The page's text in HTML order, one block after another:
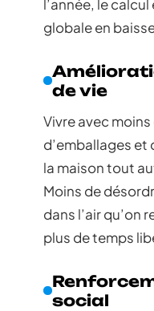
l’année, le
globale en
de vie
Vivre avec
d’emballages et
la maison tout
Moins de
dans l’air qu’on
plus de temps
social